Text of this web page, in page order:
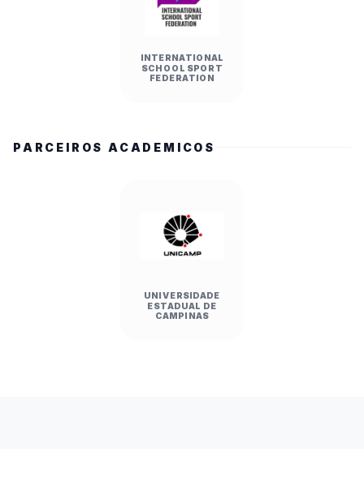
INTERNATIONAL
SCHOOL SPORT
FEDERATION
PARCEIROS ACADEMICOS
UNIVERSIDADE
ESTADUAL DE
CAMPINAS